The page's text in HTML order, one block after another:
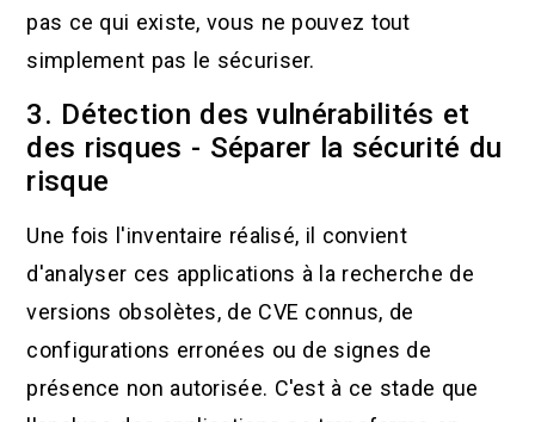
pas ce qui existe, vous ne pouvez tout
simplement pas le sécuriser.
3. Détection des vulnérabilités et
des risques - Séparer la sécurité du
risque
Une fois l'inventaire réalisé, il convient
d'analyser ces applications à la recherche de
versions obsolètes, de CVE connus, de
configurations erronées ou de signes de
présence non autorisée. C'est à ce stade que